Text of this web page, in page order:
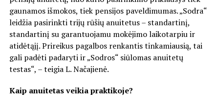
gaunamos išmokos, tiek pensijos paveldimumas. „Sodra“
leidžia pasirinkti trijų rūšių anuitetus – standartinį,
standartinį su garantuojamu mokėjimo laikotarpiu ir
atidėtąjį. Prireikus pagalbos renkantis tinkamiausią, tai
gali padėti padaryti ir „Sodros“ siūlomas anuitetų
testas“, – teigia L. Načajienė.
Kaip anuitetas veikia praktikoje?